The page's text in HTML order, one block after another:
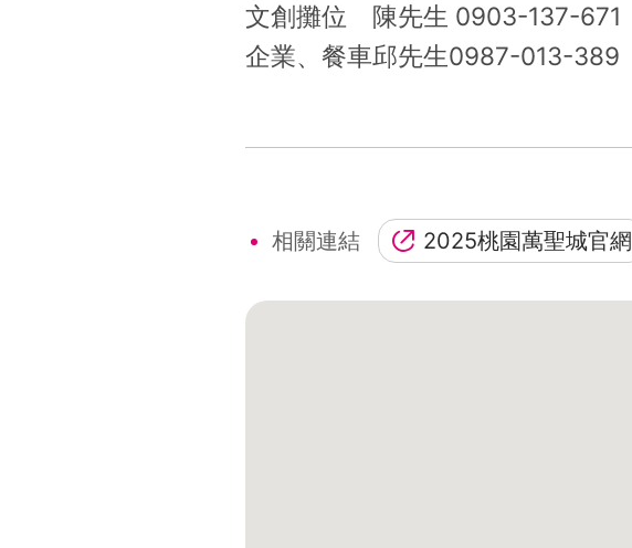
文創攤位 陳先生 0903-137-671
企業、餐車邱先生0987-013-389
相關連結 2025桃園萬聖城官網